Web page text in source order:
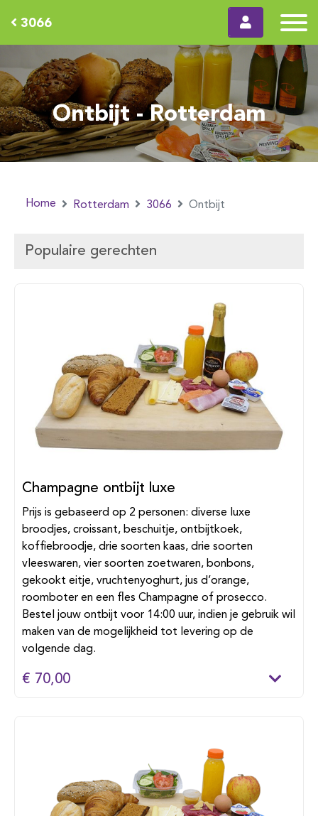
3066
Ontbijt - Rotterdam
Home Rotterdam 3066 Ontbijt
Populaire gerechten
Champagne ontbijt luxe
Prijs is gebaseerd op 2 personen: diverse luxe
broodjes, croissant, beschuitje, ontbijtkoek,
koffiebroodje, drie soorten kaas, drie soorten
vleeswaren, vier soorten zoetwaren, bonbons,
gekookt eitje, vruchtenyoghurt, jus d’orange,
roomboter en een fles Champagne of prosecco.
Bestel jouw ontbijt voor 14:00 uur, indien je gebruik wil
maken van de mogelijkheid tot levering op de
volgende dag.
€ 70,00